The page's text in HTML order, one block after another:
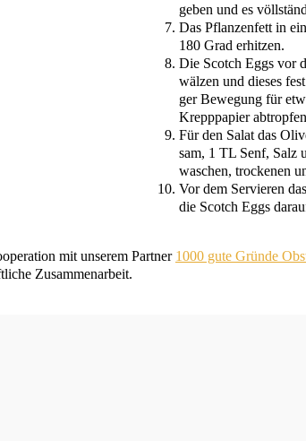
geben und es
Das Pflan­zen­fett in
180 Grad erhitzen.
Die Scotch Eggs vor
wäl­zen und die­ses
ger Bewe­gung für
Krepp­pa­pier
Für den Salat das
sam, 1 TL Senf, Salz
waschen, tro­cke­nen
Vor dem Ser­vie­ren
die Scotch Eggs
mit unse­rem Part­ner 1000 gute Grün­de
Zusammenarbeit.